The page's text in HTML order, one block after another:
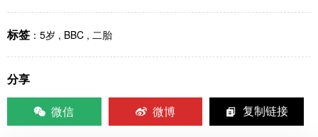
标签 ： 5岁 , BBC , 二胎
分享
微信
微博 复制链接